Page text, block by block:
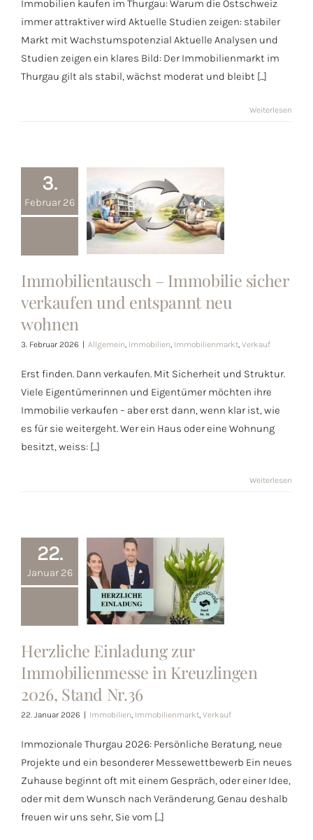
lohnt
Immobilien kaufen im Thurgau: Warum die Ostschweiz
immer attraktiver wird Aktuelle Studien zeigen: stabiler
Markt mit Wachstumspotenzial Aktuelle Analysen und
Studien zeigen ein klares Bild: Der Immobilienmarkt im
Thurgau gilt als stabil, wächst moderat und bleibt [...]
Weiterlesen
3.
Februar 26
– Immobilie
sicher
entspannt neu
wohnen
Immobilientausch – Immobilie sicher
verkaufen und entspannt neu
wohnen
3. Februar 2026 Allgemein, Immobilien, Immobilienmarkt, Verkauf
Erst finden. Dann verkaufen. Mit Sicherheit und Struktur.
Viele Eigentümerinnen und Eigentümer möchten ihre
Immobilie verkaufen – aber erst dann, wenn klar ist, wie
es für sie weitergeht. Wer ein Haus oder eine Wohnung
besitzt, weiss: [...]
Weiterlesen
22.
Januar 26
Einladung zur
Immobilienmesse
in Kreuzlingen
2026, Stand
Nr.36
Herzliche Einladung zur
Immobilienmesse in Kreuzlingen
2026, Stand Nr.36
22. Januar 2026 Immobilien, Immobilienmarkt, Verkauf
Immozionale Thurgau 2026: Persönliche Beratung, neue
Projekte und ein besonderer Messewettbewerb Ein neues
Zuhause beginnt oft mit einem Gespräch, oder einer Idee,
oder mit dem Wunsch nach Veränderung. Genau deshalb
freuen wir uns sehr, Sie vom [...]